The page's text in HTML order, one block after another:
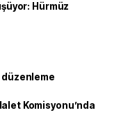
Hürmüz
Komisyonu’nda